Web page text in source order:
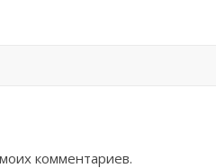
комментариев.